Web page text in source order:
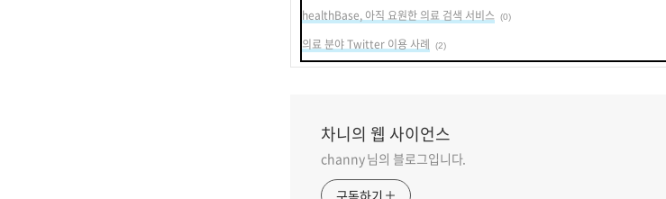
healthBase, 아직 요원한 의료 검색 서비스 (0)
의료 분야 Twitter 이용 사례 (2)
차니의 웹 사이언스
channy 님의 블로그입니다.
구독하기